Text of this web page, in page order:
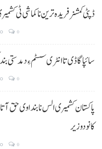
ڈپٹی کمشنر فریدہ ترین نا کماشی ٹی
0
سائپا گاڈی تا انٹری سسٹم ءِ دمدستی
0
پاکستان کشمیری الس نا بنداوی حق
کانودوزیر
0